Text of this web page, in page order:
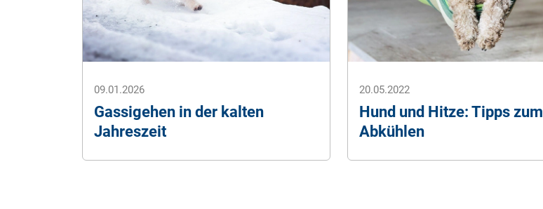
09.01.2026
Gassigehen in der kalten
Jahreszeit
20.05.2022
Hund und Hitze: Tipps zum
Abkühlen